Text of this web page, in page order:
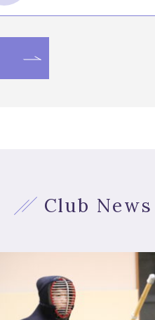
Club News